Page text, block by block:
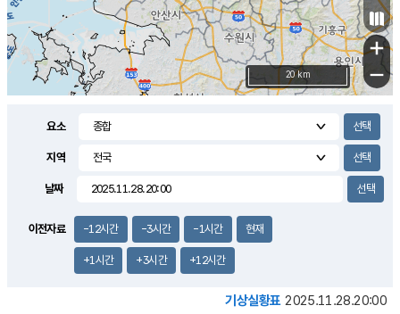
+
−
20 km
요소
지역
날짜
이전자료 -12시간 -3시간 -1시간 현재
+1시간 +3시간 +12시간
기상실황표 2025.11.28.20:00